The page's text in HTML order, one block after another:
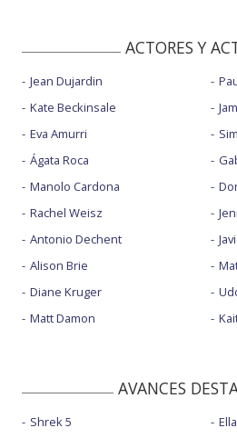
ACTORES Y
Jean Dujardin
Kate Beckinsale
Eva Amurri
Ágata Roca
Manolo Cardona
Rachel Weisz
Antonio Dechent
Alison Brie
Diane Kruger
Matt Damon
AVANCES
Shrek 5